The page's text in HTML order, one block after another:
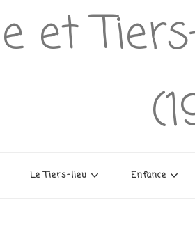
et
Le Tiers-lieu Enfance